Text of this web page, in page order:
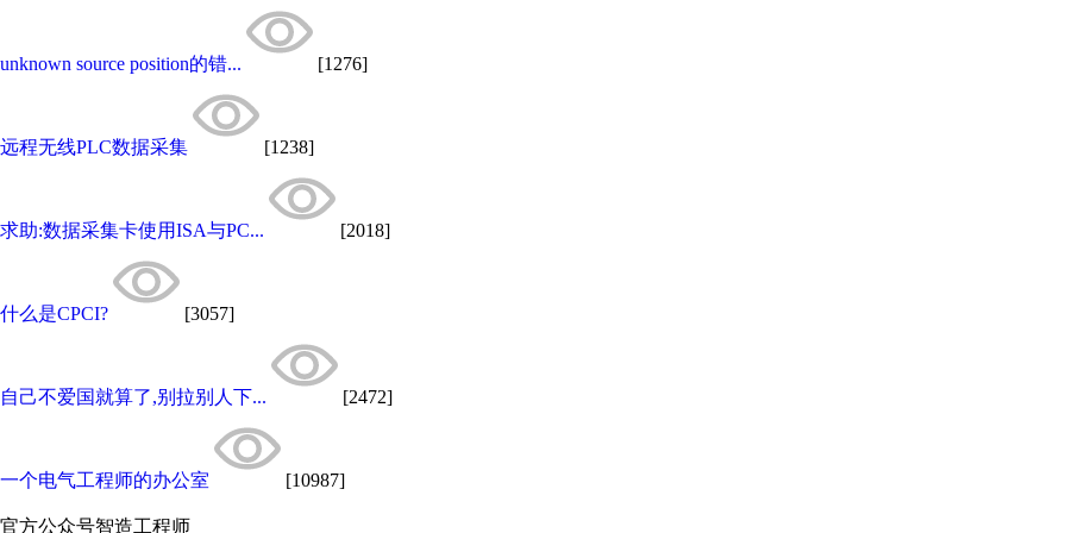
unknown source position的错... [1276]
远程无线PLC数据采集 [1238]
求助:数据采集卡使用ISA与PC... [2018]
什么是CPCI? [3057]
自己不爱国就算了,别拉别人下... [2472]
一个电气工程师的办公室 [10987]
官方公众号智造工程师